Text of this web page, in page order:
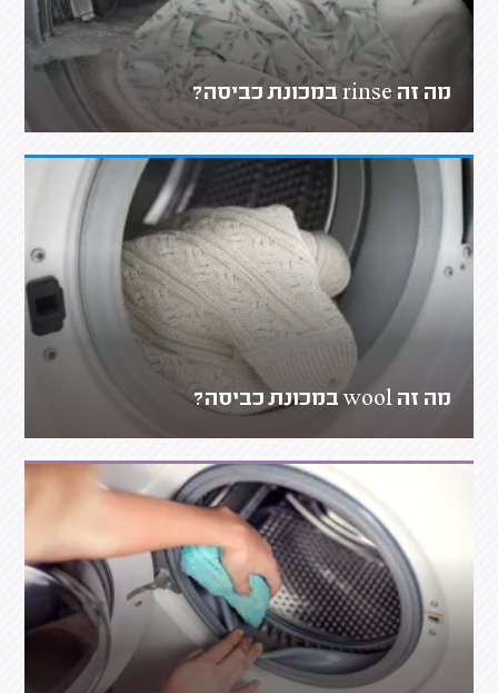
מה זה rinse במכונת כביסה?
מה זה wool במכונת כביסה?